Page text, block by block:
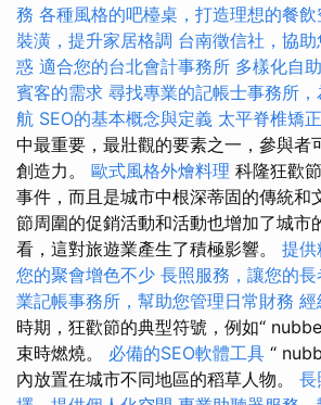
務 各種風格的吧檯桌，打造理想的餐飲
裝潢，提升家居格調 台南徵信社，協
惑 適合您的台北會計事務所 多樣化自
賓客的需求 尋找專業的記帳士事務所
航 SEO的基本概念與定義 太平脊椎矯正
中最重要，最壯觀的要素之一，參與者
創造力。 歐式風格外燴料理 科隆狂歡
事件，而且是城市中根深蒂固的傳統和
節周圍的促銷活動和活動也增加了城市
看，這對旅遊業產生了積極影響。 提供
您的聚會增色不少 長照服務，讓您的
業記帳事務所，幫助您管理日常財務 經
時期，狂歡節的典型符號，例如“
束時燃燒。 必備的SEO軟體工具 “
內放置在城市不同地區的稻草人物。 長